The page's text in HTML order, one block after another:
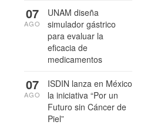
UNAM diseña
simulador gástrico
para evaluar la
eficacia de
medicamentos
07
AGO
ISDIN lanza en México
la iniciativa “Por un
Futuro sin Cáncer de
Piel”
07
AGO